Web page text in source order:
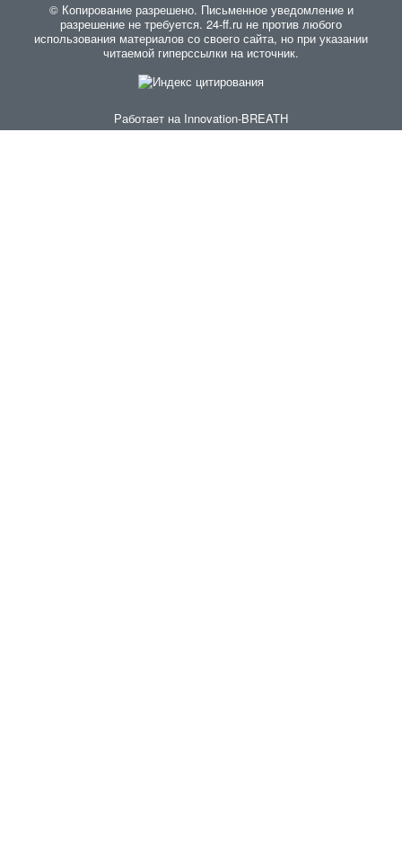
© Копирование разрешено. Письменное уведомление и
разрешение не требуется. 24-ff.ru не против любого
использования материалов со своего сайта, но при указании
читаемой гиперссылки на источник.
Работает на Innovation-BREATH